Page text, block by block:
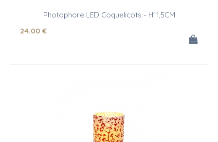
Photophore LED Coquelicots - H11,5CM
24.00 €